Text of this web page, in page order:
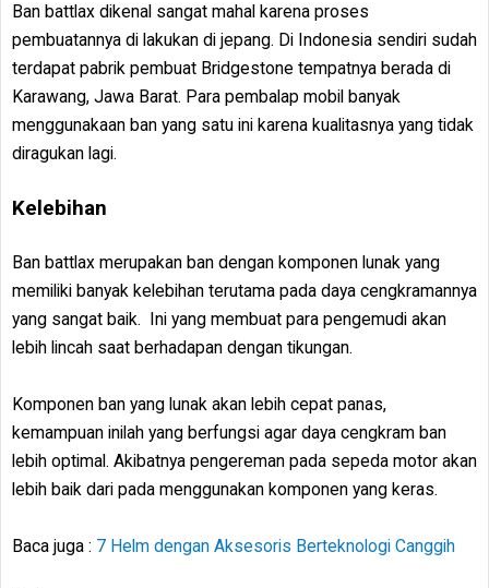
Ban battlax dikenal sangat mahal karena proses
pembuatannya di lakukan di jepang. Di Indonesia sendiri sudah
terdapat pabrik pembuat Bridgestone tempatnya berada di
Karawang, Jawa Barat. Para pembalap mobil banyak
menggunakaan ban yang satu ini karena kualitasnya yang tidak
diragukan lagi.
Kelebihan
Ban battlax merupakan ban dengan komponen lunak yang
memiliki banyak kelebihan terutama pada daya cengkramannya
yang sangat baik. Ini yang membuat para pengemudi akan
lebih lincah saat berhadapan dengan tikungan.
Komponen ban yang lunak akan lebih cepat panas,
kemampuan inilah yang berfungsi agar daya cengkram ban
lebih optimal. Akibatnya pengereman pada sepeda motor akan
lebih baik dari pada menggunakan komponen yang keras.
Baca juga : 7 Helm dengan Aksesoris Berteknologi Canggih